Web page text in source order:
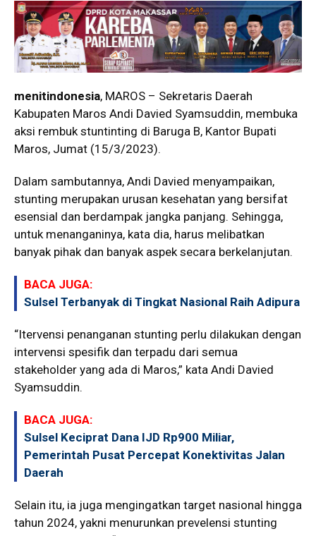
menitindonesia, MAROS – Sekretaris Daerah
Kabupaten Maros Andi Davied Syamsuddin, membuka
aksi rembuk stuntinting di Baruga B, Kantor Bupati
Maros, Jumat (15/3/2023).
Dalam sambutannya, Andi Davied menyampaikan,
stunting merupakan urusan kesehatan yang bersifat
esensial dan berdampak jangka panjang. Sehingga,
untuk menanganinya, kata dia, harus melibatkan
banyak pihak dan banyak aspek secara berkelanjutan.
BACA JUGA:
Sulsel Terbanyak di Tingkat Nasional Raih Adipura
“Itervensi penanganan stunting perlu dilakukan dengan
intervensi spesifik dan terpadu dari semua
stakeholder yang ada di Maros,” kata Andi Davied
Syamsuddin.
BACA JUGA:
Sulsel Keciprat Dana IJD Rp900 Miliar,
Pemerintah Pusat Percepat Konektivitas Jalan
Daerah
Selain itu, ia juga mengingatkan target nasional hingga
tahun 2024, yakni menurunkan prevelensi stunting